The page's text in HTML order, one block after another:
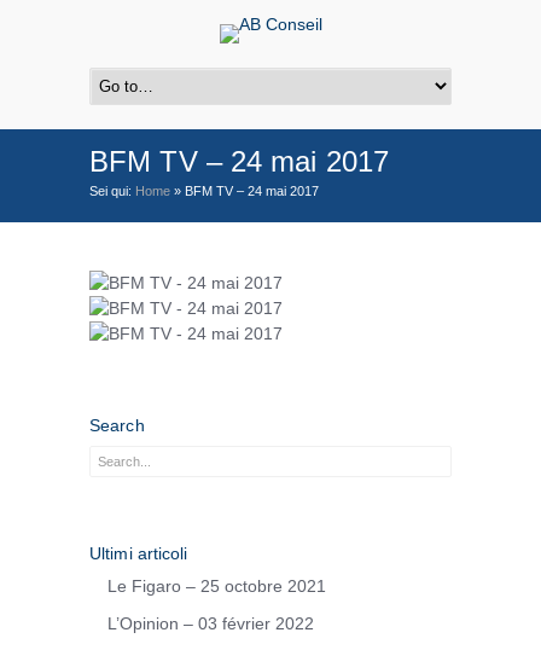
BFM TV – 24 mai 2017
Sei qui: Home » BFM TV – 24 mai 2017
Search
Ultimi articoli
Le Figaro – 25 octobre 2021
L’Opinion – 03 février 2022